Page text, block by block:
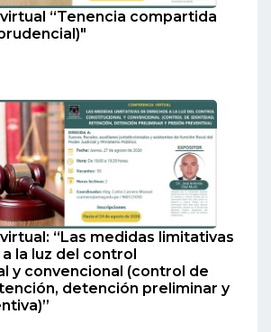
“Tenencia compartida
“Las medidas limitativas
la luz del control
y convencional (control de
detención preliminar y